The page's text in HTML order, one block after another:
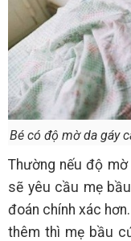
Bé có độ mờ da gáy
Thường nếu độ
sẽ yêu cầu mẹ
đoán chính xác
thêm thì mẹ bầu